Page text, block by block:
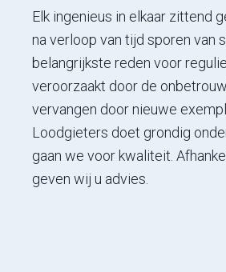
Elk ingenieus in elkaar zittend
na verloop van tijd sporen van
belangrijkste reden voor
veroorzaakt door de
vervangen door nieuwe
Loodgieters doet grondig
gaan we voor kwaliteit.
geven wij u advies.